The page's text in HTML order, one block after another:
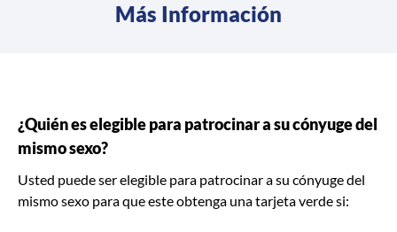
Más Información
¿Quién es elegible para patrocinar a su cónyuge del
mismo sexo?
Usted puede ser elegible para patrocinar a su cónyuge del
mismo sexo para que este obtenga una tarjeta verde si: